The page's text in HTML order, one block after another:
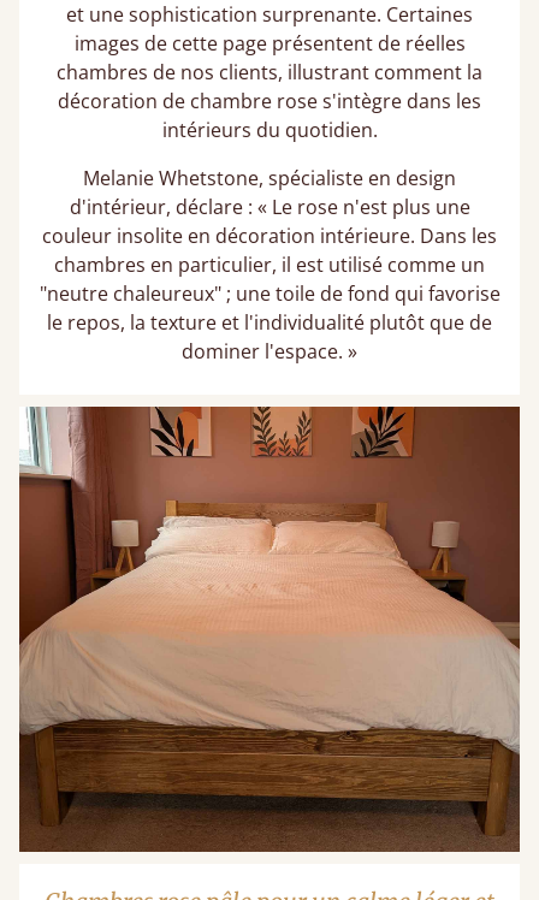
et une sophistication surprenante. Certaines
images de cette page présentent de réelles
chambres de nos clients, illustrant comment la
décoration de chambre rose s'intègre dans les
intérieurs du quotidien.
Melanie Whetstone, spécialiste en design
d'intérieur, déclare : « Le rose n'est plus une
couleur insolite en décoration intérieure. Dans les
chambres en particulier, il est utilisé comme un
"neutre chaleureux" ; une toile de fond qui favorise
le repos, la texture et l'individualité plutôt que de
dominer l'espace. »